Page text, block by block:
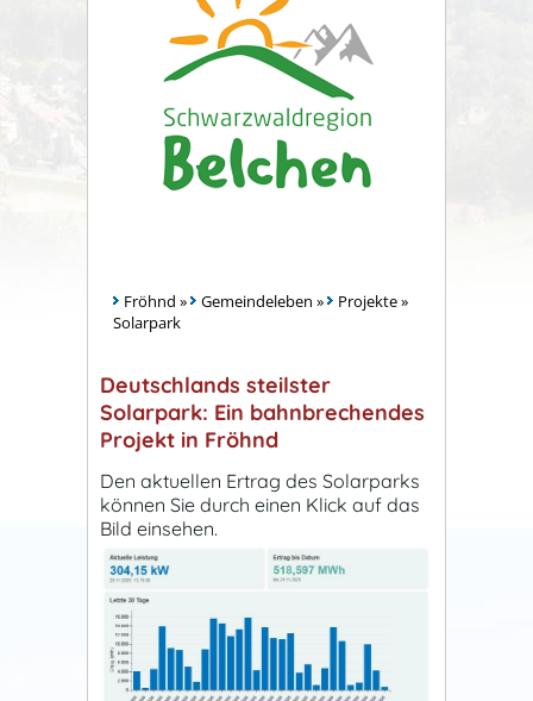
Fröhnd » Gemeindeleben » Projekte»
Solarpark
Deutschlands steilster
Solarpark: Ein bahnbrechendes
Projekt in Fröhnd
Den aktuellen Ertrag des Solarparks
können Sie durch einen Klick auf das
Bild einsehen.